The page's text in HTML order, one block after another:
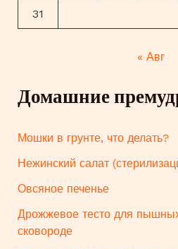
31
« Авг
Домашние
Мошки в грунте, что делать?
Нежинский салат
Овсяное печенье
Дрожжевое тесто для
сковороде